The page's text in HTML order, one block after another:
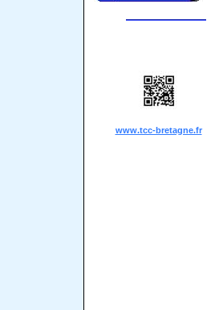
www.tcc-bretagne.fr